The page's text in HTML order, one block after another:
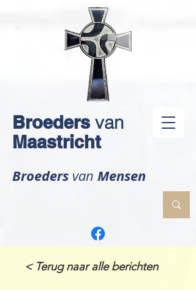
Broeders van
Maastricht
Broeders van Mensen
< Terug naar alle berichten